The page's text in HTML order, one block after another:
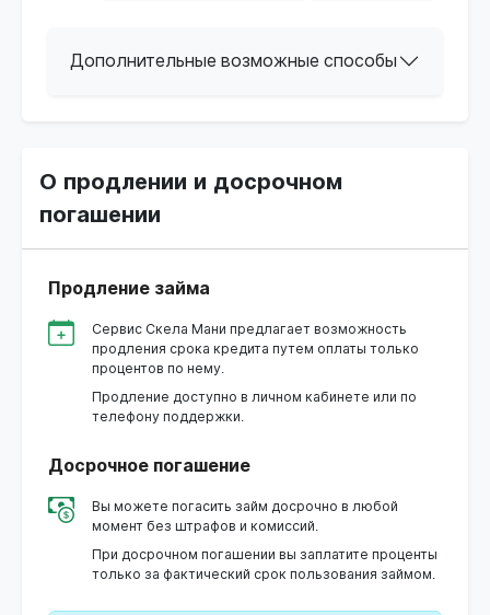
Дополнительные возможные способы
О продлении и досрочном
погашении
Продление займа
Сервис Скела Мани предлагает возможность
продления срока кредита путем оплаты только
процентов по нему.
Продление доступно в личном кабинете или по
телефону поддержки.
Досрочное погашение
Вы можете погасить займ досрочно в любой
момент без штрафов и комиссий.
При досрочном погашении вы заплатите проценты
только за фактический срок пользования займом.